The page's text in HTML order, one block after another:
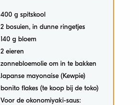
400 g spitskool
2 bosuien, in dunne ringetjes
140 g bloem
2 eieren
zonnebloemolie om in te bakken
Japanse mayonaise (Kewpie)
bonito flakes (te koop bij de toko)
Voor de okonomiyaki-saus: